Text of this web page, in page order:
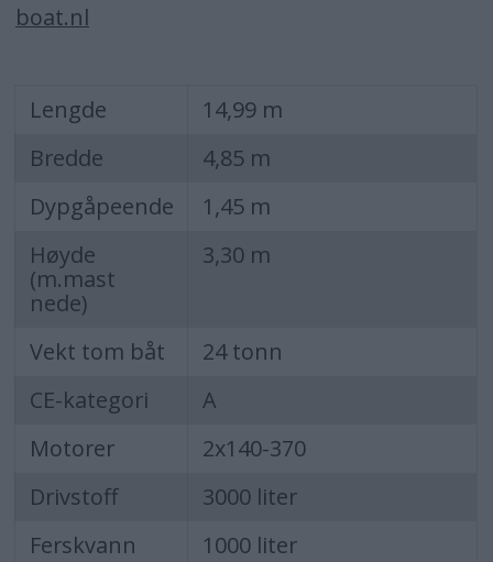
boat.nl
Lengde
14,99 m
Bredde
4,85 m
Dypgåpeende
1,45 m
Høyde
(m.mast
nede)
3,30 m
Vekt tom båt
24 tonn
CE-kategori
A
Motorer
2x140-370
Drivstoff
3000 liter
Ferskvann
1000 liter